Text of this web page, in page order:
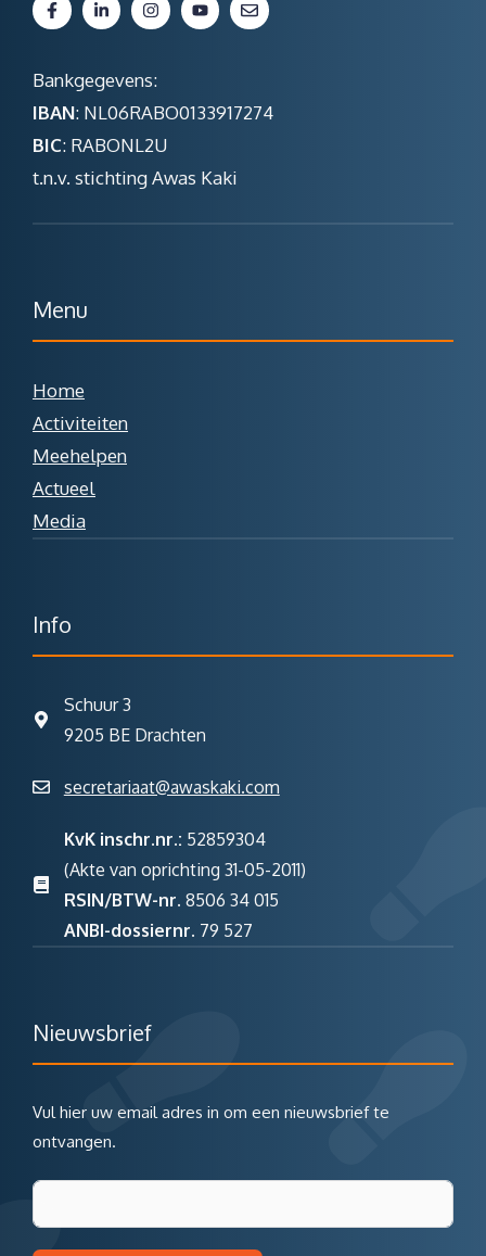
Bankgegevens:
IBAN: NL06RABO0133917274
BIC: RABONL2U
t.n.v. stichting Awas Kaki
Menu
Home
Activiteiten
Meehelpen
Actueel
Media
Info
Schuur 3
9205 BE Drachten
secretariaat@awaskaki.com
KvK inschr.nr.: 52859304
(Akte van oprichting 31-05-2011)
RSIN/BTW-nr. 8506 34 015
ANBI-dossiernr. 79 527
Nieuwsbrief
Vul hier uw email adres in om een nieuwsbrief te
ontvangen.